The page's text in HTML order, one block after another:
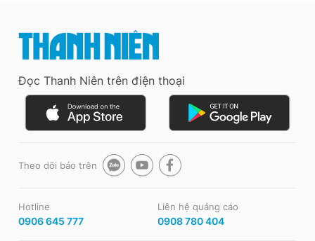
Đọc Thanh Niên trên điện thoại
Theo dõi báo trên
Hotline
0906 645 777
Liên hệ quảng cáo
0908 780 404